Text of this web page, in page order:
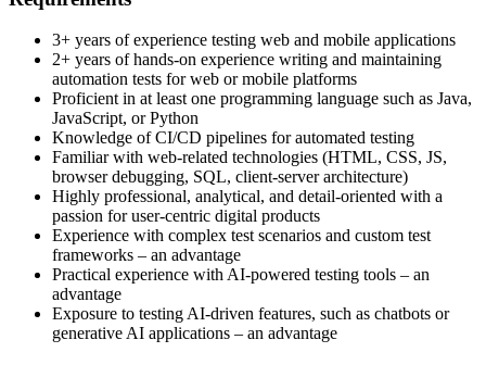
3+ years of experience testing web and mobile applications
2+ years of hands-on experience writing and maintaining
automation tests for web or mobile platforms
Proficient in at least one programming language such as Java,
JavaScript, or Python
Knowledge of CI/CD pipelines for automated testing
Familiar with web-related technologies (HTML, CSS, JS,
browser debugging, SQL, client-server architecture)
Highly professional, analytical, and detail-oriented with a
passion for user-centric digital products
Experience with complex test scenarios and custom test
frameworks – an advantage
Practical experience with AI-powered testing tools – an
advantage
Exposure to testing AI-driven features, such as chatbots or
generative AI applications – an advantage